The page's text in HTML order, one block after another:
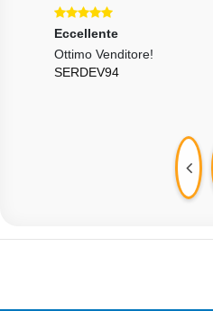
Eccellente
Ottimo Venditore!
SERDEV94